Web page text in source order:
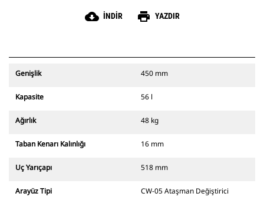
cloud_download İNDIR print YAZDIR
Genişlik 450 mm
Kapasite 56 l
Ağırlık 48 kg
Taban Kenarı Kalınlığı 16 mm
Uç Yarıçapı 518 mm
Arayüz Tipi CW-05 Ataşman Değiştirici